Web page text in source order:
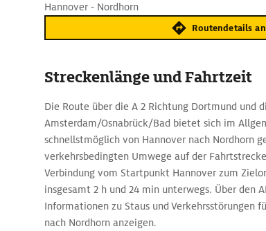
Hannover - Nordhorn
Routendetails
Streckenlänge und Fahrtzeit
Die Route über die A 2 Richtung Dortmund und
Amsterdam/Osnabrück/Bad bietet sich im
schnellstmöglich von Hannover nach Nordhorn
verkehrsbedingten Umwege auf der
Verbindung vom Startpunkt Hannover zum
insgesamt 2 h und 24 min unterwegs. Über den
Informationen zu Staus und Verkehrsstörungen
nach Nordhorn anzeigen.